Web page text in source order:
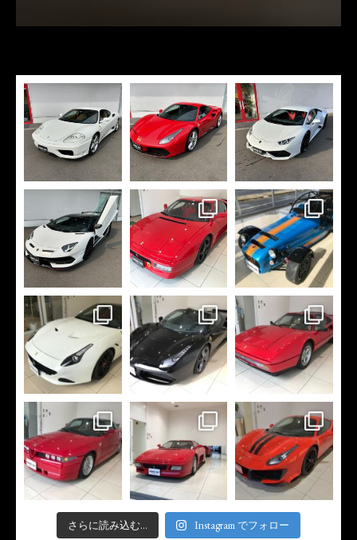
さらに読み込む... Instagram でフォロー